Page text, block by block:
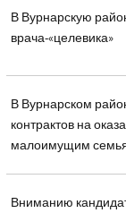
В Вурнарскую
врача-«целевика»
В Вурнарском
контрактов на
малоимущим
Вниманию